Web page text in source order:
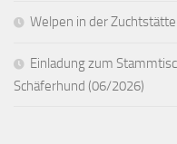
Welpen in der Zuchtstätte
Einladung zum
Schäferhund (06/2026)